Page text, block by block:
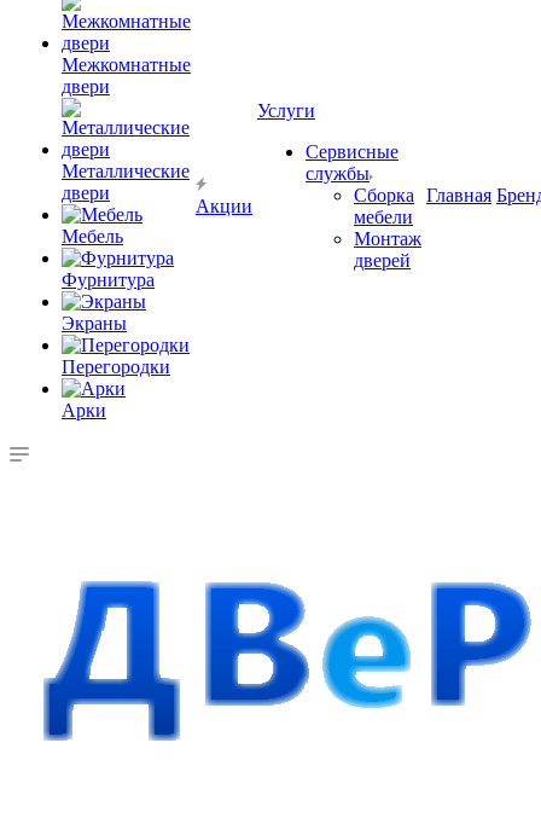
Межкомнатные
двери
Металлические
двери
Мебель
Фурнитура
Экраны
Перегородки
Арки
Акции
Услуги
Сервисные
службы
Сборка
мебели
Монтаж
дверей
Главная